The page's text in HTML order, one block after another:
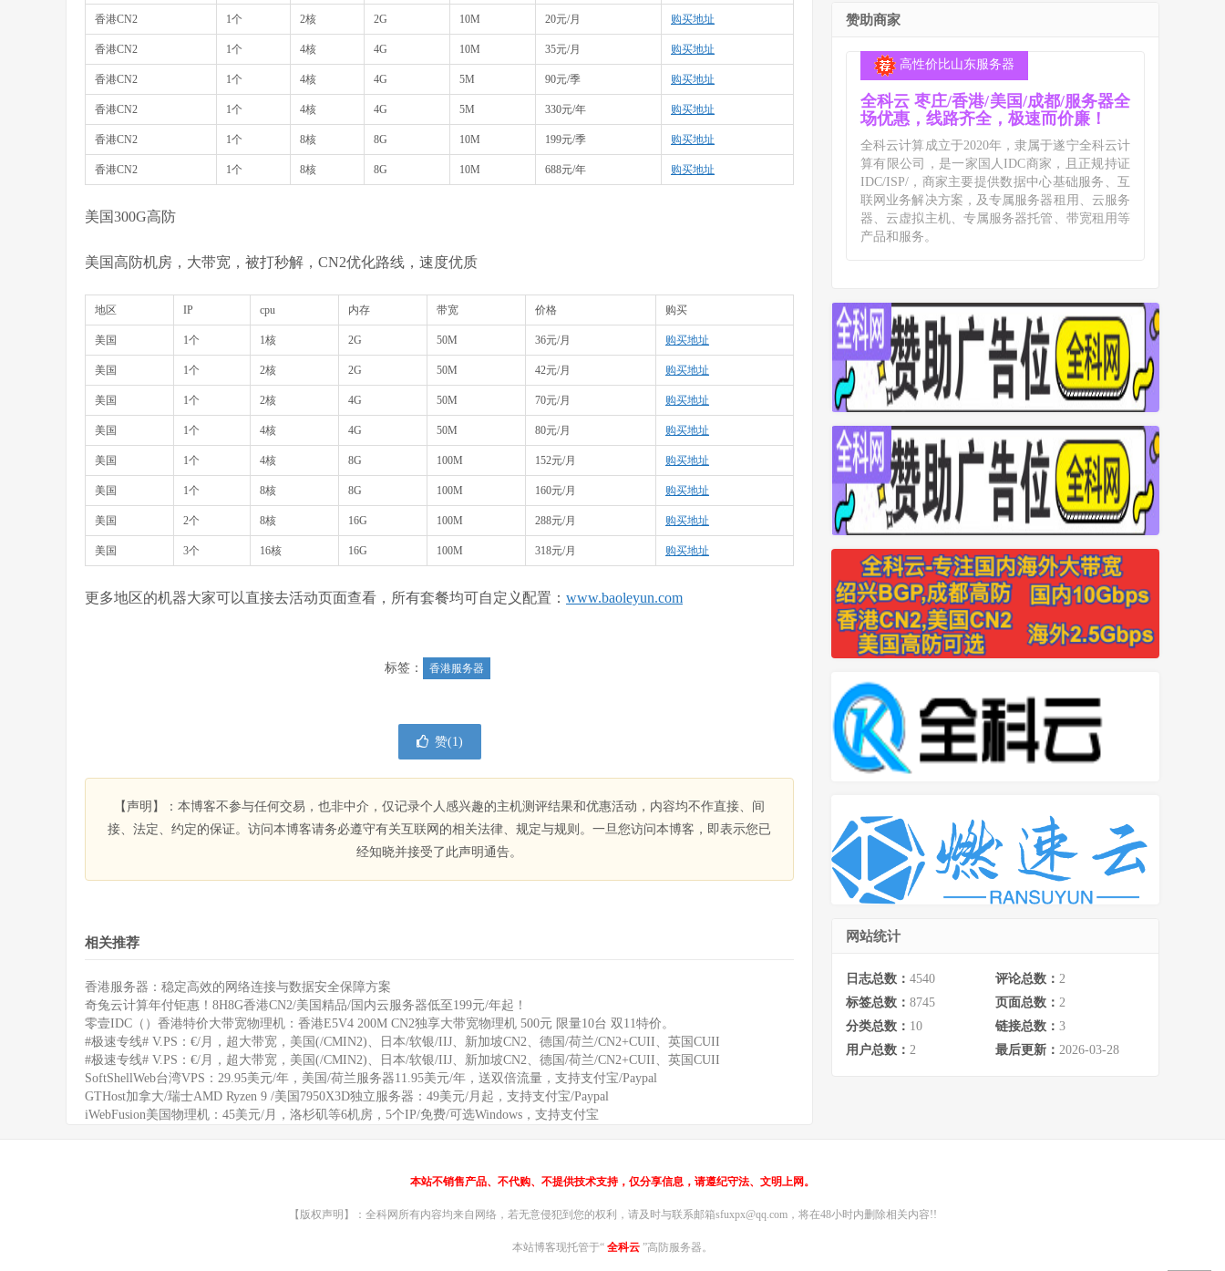
香港CN2 1个 2核 2G 10M 20元/月 购买地址
香港CN2 1个 4核 4G 10M 35元/月 购买地址
香港CN2 1个 4核 4G 5M 90元/季 购买地址
香港CN2 1个 4核 4G 5M 330元/年 购买地址
香港CN2 1个 8核 8G 10M 199元/季 购买地址
香港CN2 1个 8核 8G 10M 688元/年 购买地址
美国300G高防
美国高防机房，大带宽，被打秒解，CN2优化路线，速度优质
地区 IP cpu 内存 带宽 价格 购买
美国 1个 1核 2G 50M 36元/月 购买地址
美国 1个 2核 2G 50M 42元/月 购买地址
美国 1个 2核 4G 50M 70元/月 购买地址
美国 1个 4核 4G 50M 80元/月 购买地址
美国 1个 4核 8G 100M 152元/月 购买地址
美国 1个 8核 8G 100M 160元/月 购买地址
美国 2个 8核 16G 100M 288元/月 购买地址
美国 3个 16核 16G 100M 318元/月 购买地址
更多地区的机器大家可以直接去活动页面查看，所有套餐均可自定义配置： www.baoleyun.com
标签： 香港服务器
赞(1)
【声明】：本博客不参与任何交易，也非中介，仅记录个人感兴趣的主机测评结果和优惠活动，内容均不作直接、间
接、法定、约定的保证。访问本博客请务必遵守有关互联网的相关法律、规定与规则。一旦您访问本博客，即表示您已
经知晓并接受了此声明通告。
相关推荐
香港服务器：稳定高效的网络连接与数据安全保障方案
奇兔云计算年付钜惠！8H8G香港CN2/美国精品/国内云服务器低至199元/年起！
零壹IDC（）香港特价大带宽物理机：香港E5V4 200M CN2独享大带宽物理机 500元 限量10台 双11特价。
#极速专线# V.PS：€/月，超大带宽，美国(/CMIN2)、日本/软银/IIJ、新加坡CN2、德国/荷兰/CN2+CUII、英国CUII
#极速专线# V.PS：€/月，超大带宽，美国(/CMIN2)、日本/软银/IIJ、新加坡CN2、德国/荷兰/CN2+CUII、英国CUII
SoftShellWeb台湾VPS：29.95美元/年，美国/荷兰服务器11.95美元/年，送双倍流量，支持支付宝/Paypal
GTHost加拿大/瑞士AMD Ryzen 9 /美国7950X3D独立服务器：49美元/月起，支持支付宝/Paypal
iWebFusion美国物理机：45美元/月，洛杉矶等6机房，5个IP/免费/可选Windows，支持支付宝
赞助商家
高性价比山东服务器
全科云 枣庄/香港/美国/成都/服务器全
场优惠，线路齐全，极速而价廉！
全科云计算成立于2020年，隶属于遂宁全科云计
算有限公司，是一家国人IDC商家，且正规持证
IDC/ISP/，商家主要提供数据中心基础服务、互
联网业务解决方案，及专属服务器租用、云服务
器、云虚拟主机、专属服务器托管、带宽租用等
产品和服务。
网站统计
日志总数： 4540 评论总数： 2
标签总数： 8745 页面总数： 2
分类总数： 10 链接总数： 3
用户总数： 2 最后更新： 2026-03-28
本站不销售产品、不代购、不提供技术支持，仅分享信息，请遵纪守法、文明上网。
【版权声明】：全科网所有内容均来自网络，若无意侵犯到您的权利，请及时与联系邮箱sfuxpx@qq.com，将在48小时内删除相关内容!!
本站博客现托管于“ 全科云 ”高防服务器。